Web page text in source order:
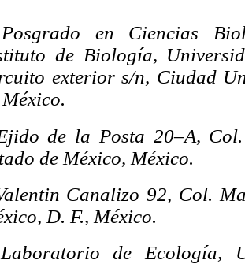
en Ciencias
de Biología,
exterior s/n, Ciudad
México.
de la Posta 20–A,
de México, México.
Canalizo 92, Col.
D. F., México.
de Ecología,